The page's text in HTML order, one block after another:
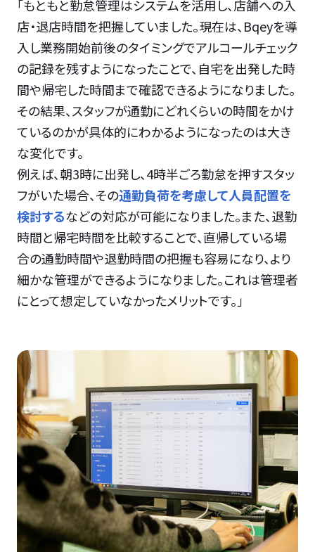
「もともと勤怠管理はシステムを活用し、店舗への入
店・退店時間を把握していました。現在は、Bqeyを導
入し業務開始前後のタイミングでアルコールチェック
の記録を残すようになったことで、自宅を出発した時
間や帰宅した時間まで確認できるようになりました。
その結果、スタッフが通勤にどれくらいの時間をかけ
ているのかが具体的にわかるようになったのは大き
な変化です。
例えば、朝3時に出発し、4時半ごろ勤怠を押すスタッ
フがいた場合、その通勤負荷を考慮して人員配置を
検討するなどの対応が可能になりました。また、退勤
時間と帰宅時間を比較することで、直帰している場
合の通勤時間や退勤時間の把握も容易になり、より
細かな管理ができるようになりました。これは管理者
にとって想定していなかったメリットです。」